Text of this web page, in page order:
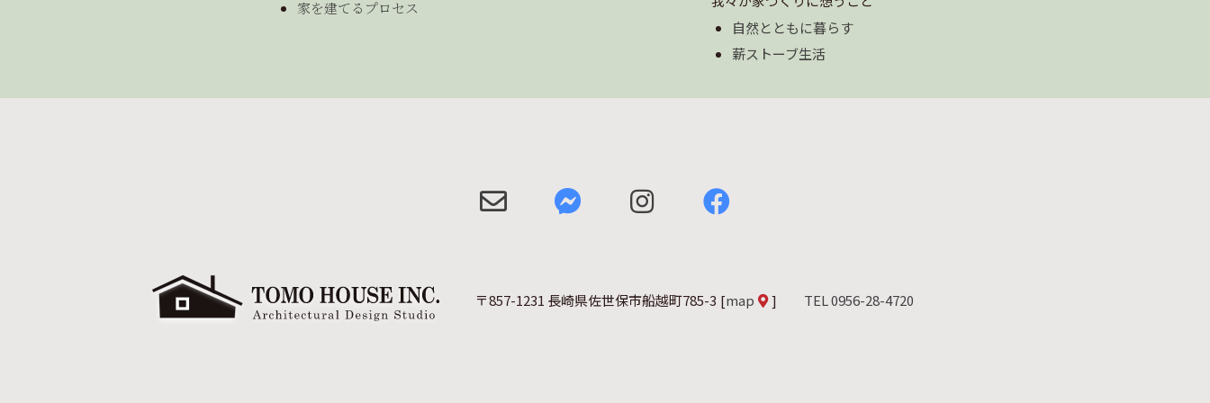
家を建てるプロセス
自然とともに暮らす
薪ストーブ生活
〒857-1231 長崎県佐世保市船越町785-3 [map ] TEL 0956-28-4720